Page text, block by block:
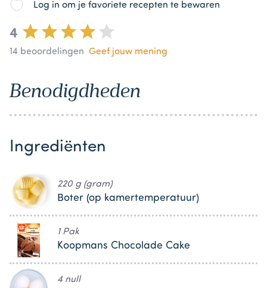
Log in om je favoriete recepten te bewaren
4
14 beoordelingen Geef jouw mening
Benodigdheden
Ingrediënten
220 g (gram)
Boter (op kamertemperatuur)
1 Pak
Koopmans Chocolade Cake
4 null